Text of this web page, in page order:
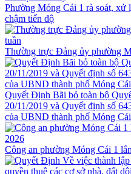
Phường Móng Cái 1 rà soát, xử
chậm tiến độ
Thường trực Đảng ủy phường
Quyết Định Bãi bỏ toàn bộ
20/11/2019 và Quyết định số
của UBND thành phố Móng Cái
Công an phường Móng Cái 1